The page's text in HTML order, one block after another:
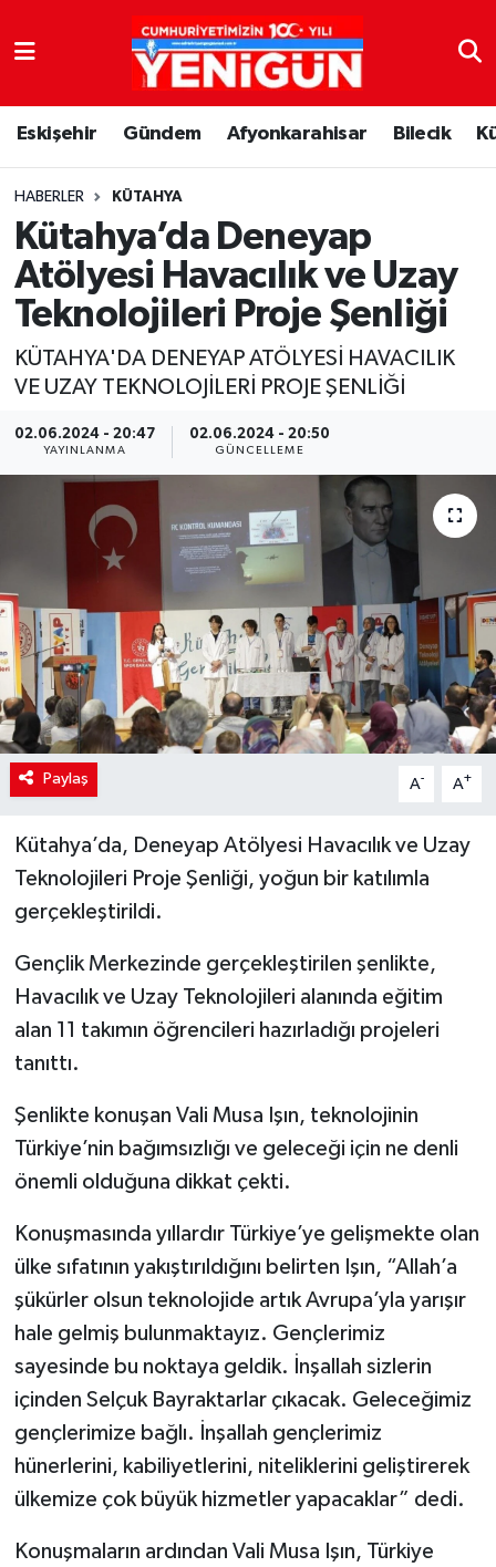
Eskişehir Gündem Afyonkarahisar Bilecik
HABERLER KÜTAHYA
Kütahya’da Deneyap
Atölyesi Havacılık ve Uzay
Teknolojileri Proje Şenliği
KÜTAHYA'DA DENEYAP ATÖLYESİ HAVACILIK
VE UZAY TEKNOLOJİLERİ PROJE ŞENLİĞİ
02.06.2024 - 20:47
YAYINLANMA
02.06.2024 - 20:50
GÜNCELLEME
Paylaş A- A+
Kütahya’da, Deneyap Atölyesi Havacılık ve Uzay
Teknolojileri Proje Şenliği, yoğun bir katılımla
gerçekleştirildi.
Gençlik Merkezinde gerçekleştirilen şenlikte,
Havacılık ve Uzay Teknolojileri alanında eğitim
alan 11 takımın öğrencileri hazırladığı projeleri
tanıttı.
Şenlikte konuşan Vali Musa Işın, teknolojinin
Türkiye’nin bağımsızlığı ve geleceği için ne denli
önemli olduğuna dikkat çekti.
Konuşmasında yıllardır Türkiye’ye gelişmekte olan
ülke sıfatının yakıştırıldığını belirten Işın, “Allah’a
şükürler olsun teknolojide artık Avrupa’yla yarışır
hale gelmiş bulunmaktayız. Gençlerimiz
sayesinde bu noktaya geldik. İnşallah sizlerin
içinden Selçuk Bayraktarlar çıkacak. Geleceğimiz
gençlerimize bağlı. İnşallah gençlerimiz
hünerlerini, kabiliyetlerini, niteliklerini geliştirerek
ülkemize çok büyük hizmetler yapacaklar” dedi.
Konuşmaların ardından Vali Musa Işın, Türkiye
Nöbetçi Eczaneler
Hava Durumu
Trafik Durumu
Süper Lig Puan Durumu ve Fikstür
Tüm Manşetler
Son Dakika Haberleri